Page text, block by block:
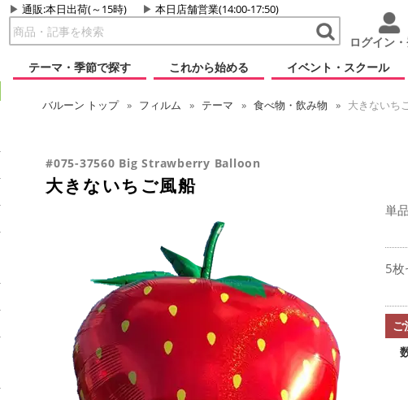
通販:本日出荷(～15時) 本日店舗営業(14:00-17:50)
ログイン
テーマ・季節で探す
これから始める イベント・スクール
バルーン トップ フィルム テーマ 食べ物・飲み物 大きないち
#075-37560 Big Strawberry Balloon
大きないちご風船
単品
5枚
ご